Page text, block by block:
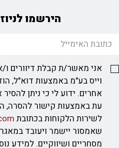
הירשמו
אני מאשר/ת קבלת דיוורים
אחרים. ידוע לי כי ניתן
לשירות הלקוחות בכתובת
שאמסור יישמר ויעובד
מסחריים ושיווקיים. למידע